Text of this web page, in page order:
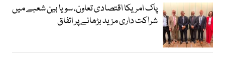
پاک امریکا اقتصادی تعاون، سویا بین شعبے میں
شراکت داری مزید بڑھانے پر اتفاق